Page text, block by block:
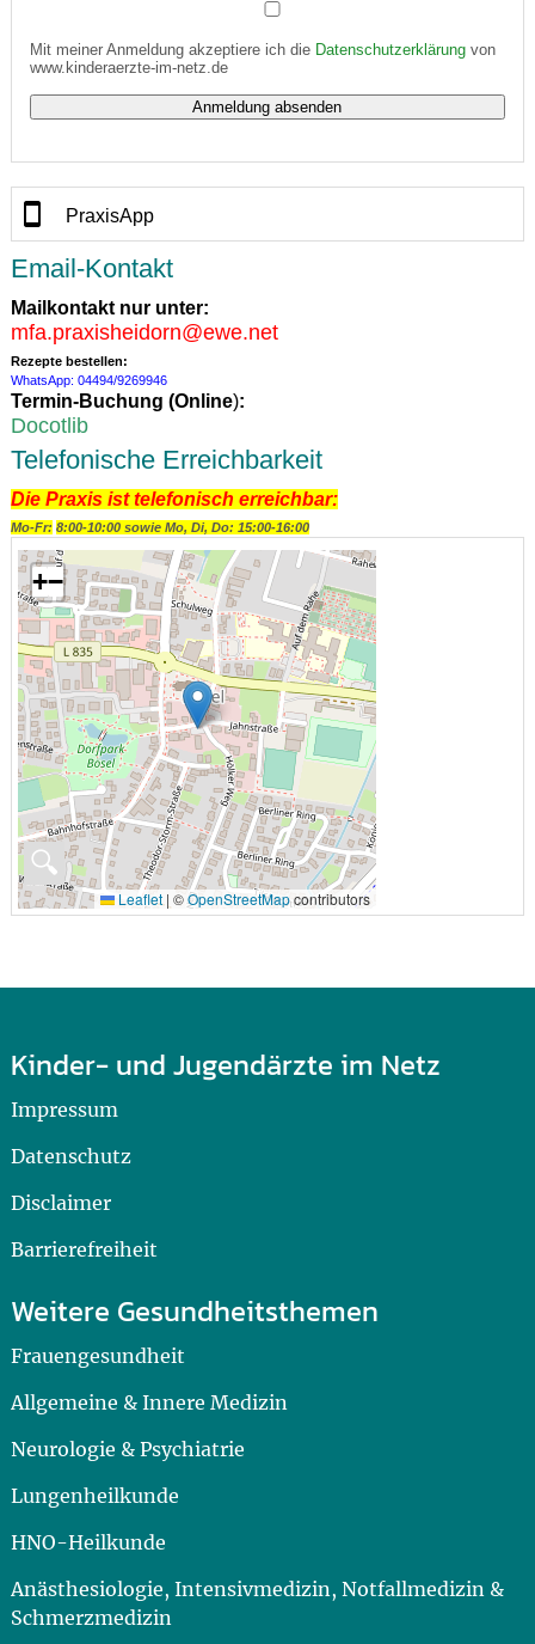
Mit meiner Anmeldung akzeptiere ich die Datenschutzerklärungvon
www.kinderaerzte-im-netz.de
PraxisApp
Email-Kontakt
Mailkontakt nur unter:
mfa.praxisheidorn@ewe.net
Rezepte bestellen:
WhatsApp: 04494/9269946
Termin-Buchung (Online):
Docotlib
Telefonische Erreichbarkeit
Die Praxis ist telefonisch erreichbar:
Mo-Fr: 8:00-10:00 sowie Mo, Di, Do: 15:00-16:00
🔍
+−
Leaflet | ©OpenStreetMapcontributors
Kinder- und Jugendärzte im Netz
Impressum
Datenschutz
Disclaimer
Barrierefreiheit
Weitere Gesundheitsthemen
Frauengesundheit
Allgemeine & Innere Medizin
Neurologie & Psychiatrie
Lungenheilkunde
HNO-Heilkunde
Anästhesiologie, Intensivmedizin, Notfallmedizin &
Schmerzmedizin